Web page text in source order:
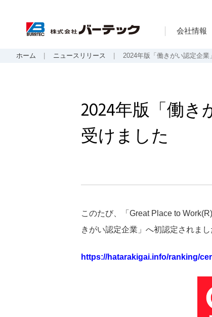
会社情報
ホーム ニュースリリース 2024年版「働きがい認定企
2024年版「働
受けました
このたび、「Great Place to
きがい認定企業」へ初認定されま
https://hatarakigai.info/ranking/